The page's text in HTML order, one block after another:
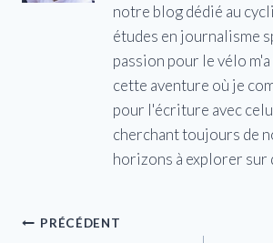
notre blog dédié au
études en journalisme
passion pour le vélo
cette aventure où je
pour l'écriture avec
cherchant toujours de
horizons à explorer sur
Navigation
PRÉCÉDENT